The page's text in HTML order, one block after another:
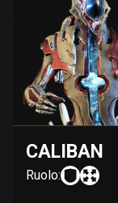
CALIBAN
Ruolo: